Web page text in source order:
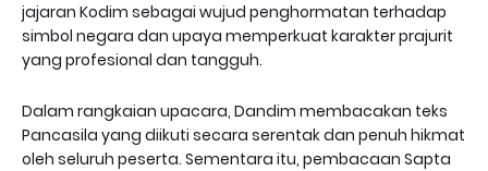
jajaran Kodim sebagai wujud penghormatan terhadap
simbol negara dan upaya memperkuat karakter prajurit
yang profesional dan tangguh.
Dalam rangkaian upacara, Dandim membacakan teks
Pancasila yang diikuti secara serentak dan penuh hikmat
oleh seluruh peserta. Sementara itu, pembacaan Sapta